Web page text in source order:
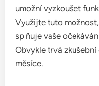
umožní vyzkoušet
Využijte tuto
splňuje vaše
Obvykle trvá
měsíce.